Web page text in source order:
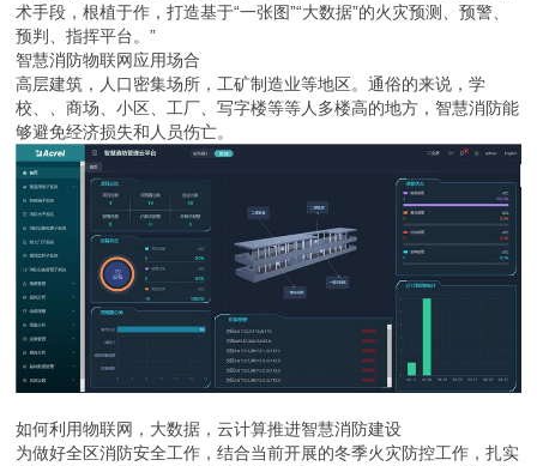
术手段，根植于作，打造基于“一张图”“大数据”的火灾预测、预警、
预判、指挥平台。”
智慧消防物联网应用场合
高层建筑，人口密集场所，工矿制造业等地区。通俗的来说，学
校、、商场、小区、工厂、写字楼等等人多楼高的地方，智慧消防能
够避免经济损失和人员伤亡。
如何利用物联网，大数据，云计算推进智慧消防建设
为做好全区消防安全工作，结合当前开展的冬季火灾防控工作，扎实